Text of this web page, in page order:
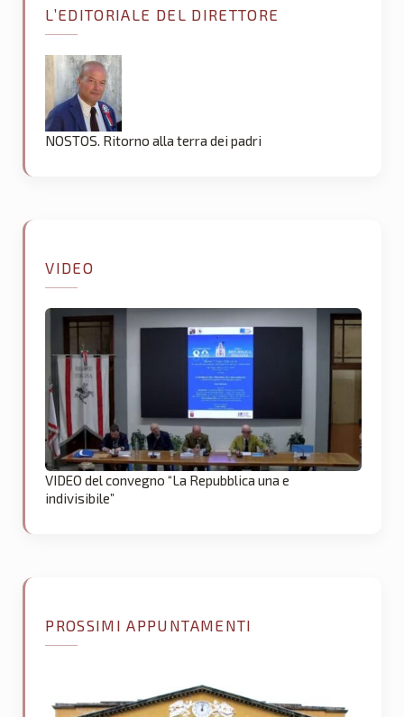
L’EDITORIALE DEL DIRETTORE
NOSTOS. Ritorno alla terra dei padri
VIDEO
VIDEO del convegno “La Repubblica una e
indivisibile”
PROSSIMI APPUNTAMENTI